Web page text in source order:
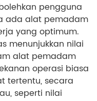
pengguna
ada alat pemadam
yang optimum.
menunjukkan nilai
alat pemadam
operasi biasa
tertentu, secara
seperti nilai